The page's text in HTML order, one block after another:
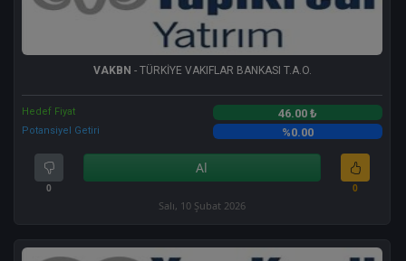
VAKBN - TÜRKİYE VAKIFLAR BANKASI T.A.O.
Hedef Fiyat 46.00 ₺
Potansiyel Getiri %0.00
0
Al
0
Salı, 10 Şubat 2026